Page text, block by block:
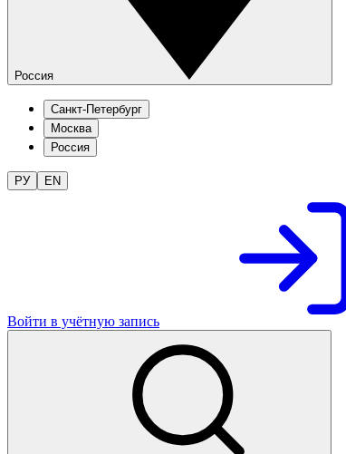
Россия
Санкт-Петербург
Москва
Россия
РУ EN
Войти в учётную запись